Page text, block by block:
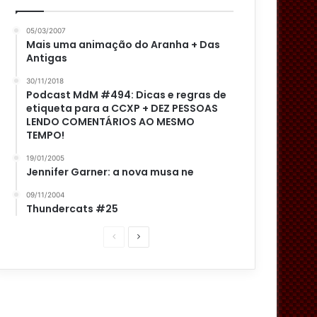
05/03/2007
Mais uma animação do Aranha + Das
Antigas
30/11/2018
Podcast MdM #494: Dicas e regras de
etiqueta para a CCXP + DEZ PESSOAS
LENDO COMENTÁRIOS AO MESMO
TEMPO!
19/01/2005
Jennifer Garner: a nova musa ne
09/11/2004
Thundercats #25